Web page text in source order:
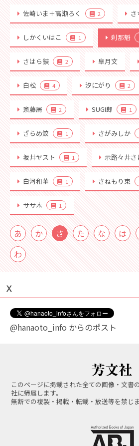
佐崎いま＋高瀬ろく 2 さ
しかくいはこ 1 刹那魁
さはら鋏 2 皐月文
白松 4 汐にがり 2
斎藤屑 2 SUGI郎 1
ざらめ鮫 1 さがみしか
坂井ヤスト 1 示路々井さ
白河和華 1 さねもり束
ササ木 1
あ か さ た な は
わ
Ｘ
@hanaoto_info からのポスト
このページに掲載された全ての画像・文書
社に帰属します。
無断での複製・掲載・転載・放送等を禁じま